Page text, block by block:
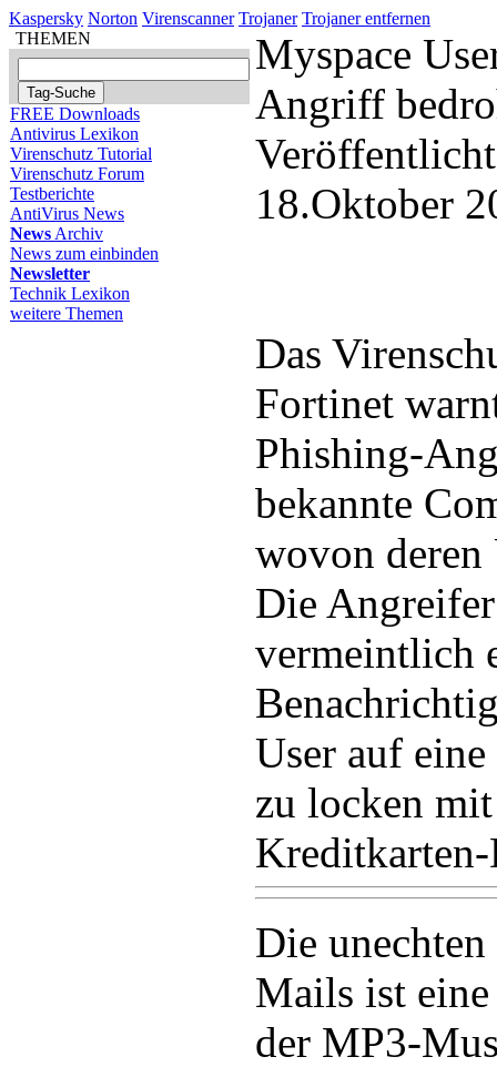
Kaspersky Norton Virenscanner Trojaner Trojaner entfernen
THEMEN
FREE Downloads
Antivirus Lexikon
Virenschutz Tutorial
Virenschutz Forum
Testberichte
AntiVirus News
News Archiv
News zum einbinden
Newsletter
Technik Lexikon
weitere Themen
Myspace
Angriff
18.Oktober
Das
Fortinet
Phishing-
bekannte
wovon deren
Die
vermeintlich
User auf
zu locken
Kreditkarten-
Die
Mails ist
der MP3-